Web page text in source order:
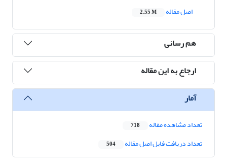
اصل مقاله
2.55 M
هم رسانی
ارجاع به این مقاله
آمار
تعداد مشاهده مقاله 718
تعداد دریافت فایل اصل مقاله 504